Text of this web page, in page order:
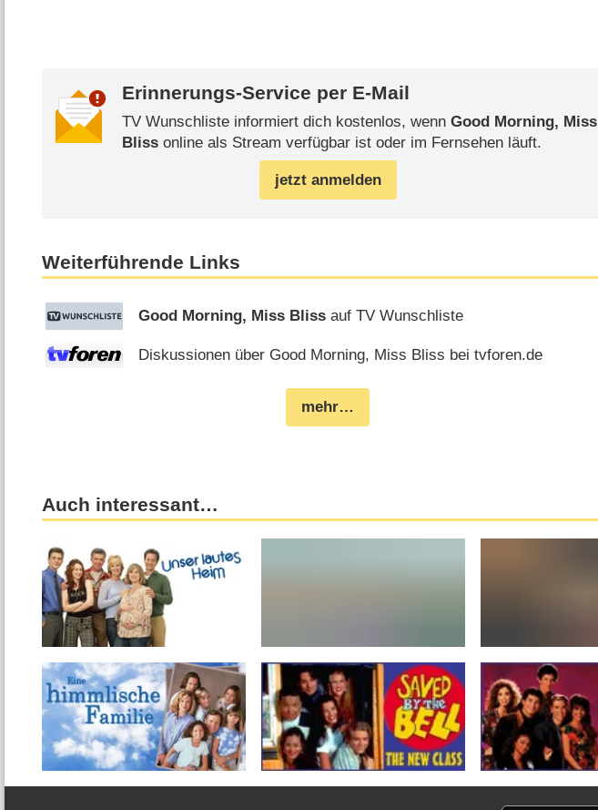
Erinnerungs-Service per E-Mail
TV Wunschliste informiert dich kostenlos, wenn Good Morning, Miss
Blissonline als Stream verfügbar ist oder im Fernsehen läuft.
jetzt anmelden
Weiterführende Links
Good Morning, Miss Bliss auf TV Wunschliste
Diskussionen über Good Morning, Miss Bliss bei tvforen.de
mehr…
Auch interessant…